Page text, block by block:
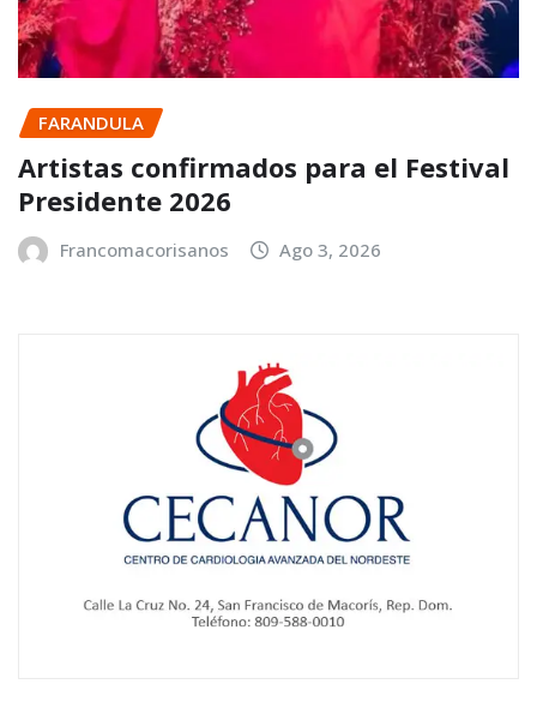
FARANDULA
Artistas confirmados para el Festival
Presidente 2026
Francomacorisanos Ago 3, 2026